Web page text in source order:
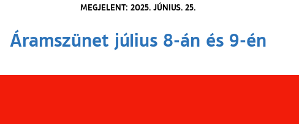
MEGJELENT: 2025. JÚNIUS. 25.
Áramszünet július 8-án és 9-én